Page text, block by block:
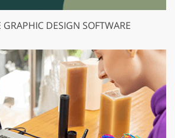
GRAPHIC DESIGN SOFTWARE